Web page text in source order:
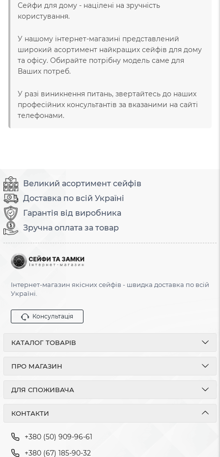
Сейфи для дому - націлені на зручність
користування.
У нашому інтернет-магазині представлений
широкий асортимент найкращих сейфів для дому
та офісу. Обирайте потрібну модель саме для
Ваших потреб.
У разі виникнення питань, звертайтесь до наших
професійних консультантів за вказаними на сайті
телефонами.
Великий асортимент сейфів
Доставка по всій Україні
Гарантія від виробника
Зручна оплата за товар
Інтернет-магазин якісних сейфів - швидка доставка по всій
Україні.
Консультація
КАТАЛОГ ТОВАРІВ
ПРО МАГАЗИН
ДЛЯ СПОЖИВАЧА
КОНТАКТИ
+380 (50) 909-96-61
+380 (67) 185-90-32